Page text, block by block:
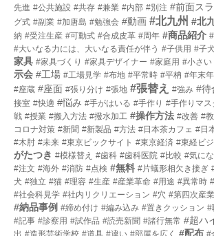
先進 #公共施設 #共存 #兼業 #内部 #別注 #前面ス
グ式 #副業 #加唐島 #勉強会 #動画 #北九州 #北
納 #受注生産 #可動式 #合成皮革 #周年 #商品紹介
#大いなる力には、大いなる責任が伴う #子供用 #子犬
家具 #家具づくり #家具デザイナー #家庭用 #小さい
示会 #工場 #工場見学 #布地 #平常時 #平枘 #年末
#座蔵 #座面 #張り分け #張地 #張替え #強み #待
接室 #快適 #悩み #手がはいる #手作り #手作りマス
戦 #授業 #搬入方法 #撥水加工 #操作方法 #改善 #
コロナ対策 #新聞 #新製品 #方法 #日本茶カフェ #日
#木肘 #未来 #東京ビックサイト #東京経済 #東経ビ
がたつき #模様替え #歯科 #歯科医院 #比較 #気に
#注文 #海外 #消防 #点検 #無料 #片蟻形相欠き接ぎ
犬 #独立 #猫 #理容 #生産 #産業革命 #用途 #異常時
#社会科見学 #社内リクリエーション #穴 #第四次産
#納品事例 #締め付け #編み込み #置きクッション #
#記事 #診察用 #試作品 #読売新聞 #諸行無常 #超ハ
出 #造形芸術学校 #道具 #違い #部屋を広く #配布 #